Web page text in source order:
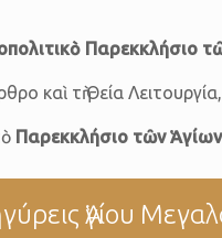
Παρεκκλήσιο
καὶ τὴ Θεία
Παρεκκλήσιο τῶν
Ἁγίου